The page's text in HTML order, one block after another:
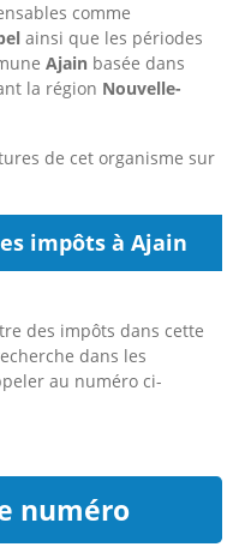
comme
ainsi que les périodes
Ajain basée dans
la région Nouvelle-
de cet organisme sur
impôts à Ajain
des impôts dans cette
dans les
au numéro ci-
numéro